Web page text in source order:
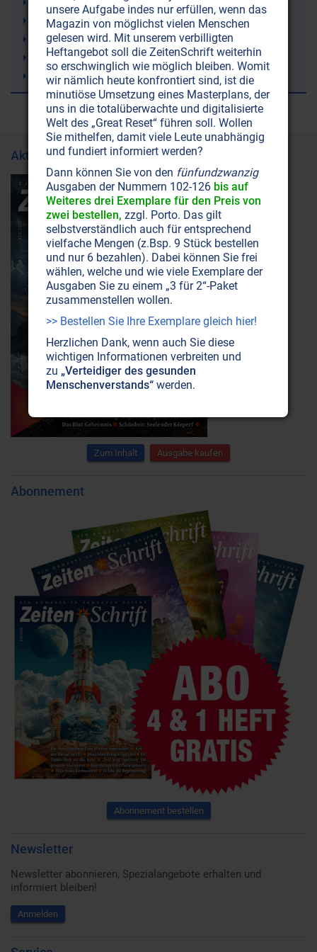
Fibromyalgie (Weichteilrheuma)
Wettermanipulation (Geoengineering)
Lithium
Alzheimer-Krankheit
Aktuelle Ausgabe
Zum Inhalt Ausgabe kaufen
Abonnement
Abonnement bestellen
Newsletter
Newsletter abonnieren, Spezialangebote erhalten und
informiert bleiben!
Anmelden
unsere Aufgabe indes nur erfüllen, wenn das
Magazin von möglichst vielen Menschen
gelesen wird. Mit unserem verbilligten
Heftangebot soll die ZeitenSchrift weiterhin
so erschwinglich wie möglich bleiben. Womit
wir nämlich heute konfrontiert sind, ist die
minutiöse Umsetzung eines Masterplans, der
uns in die totalüberwachte und digitalisierte
Welt des „Great Reset“ führen soll. Wollen
Sie mithelfen, damit viele Leute unabhängig
und fundiert informiert werden?
Dann können Sie von den fünfundzwanzig
Ausgaben der Nummern 102-126 bis auf
Weiteres drei Exemplare für den Preis von
zwei bestellen, zzgl. Porto. Das gilt
selbstverständlich auch für entsprechend
vielfache Mengen (z.Bsp. 9 Stück bestellen
und nur 6 bezahlen). Dabei können Sie frei
wählen, welche und wie viele Exemplare der
Ausgaben Sie zu einem „3 für 2“-Paket
zusammenstellen wollen.
>> Bestellen Sie Ihre Exemplare gleich hier!
Herzlichen Dank, wenn auch Sie diese
wichtigen Informationen verbreiten und
zu „Verteidiger des gesunden
Menschenverstands“ werden.